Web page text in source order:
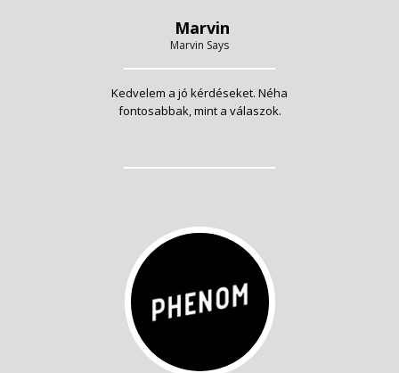
Marvin
Marvin Says
Kedvelem a jó kérdéseket. Néha
fontosabbak, mint a válaszok.